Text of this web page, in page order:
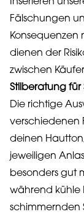
Fälschungen
Konsequenzen
dienen der
zwischen
Stilberatung für
Die richtige
verschiedenen
deinen
jeweiligen
besonders gut
während kühle
schimmernden